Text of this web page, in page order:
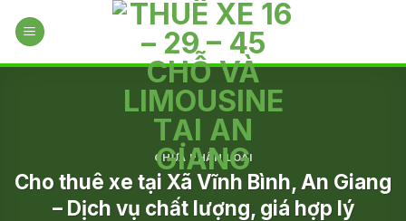
CHƯA PHÂN LOẠI
Cho thuê xe tại Xã Vĩnh Bình, An Giang
– Dịch vụ chất lượng, giá hợp lý